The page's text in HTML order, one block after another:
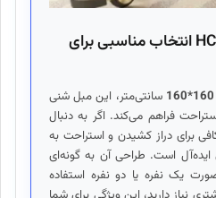
چرا مبل شنی HC-37776 انتخاب مناسبی برای
160*160
سانتی‌متر، این مبل شنی
فراهم می‌کند. اگر به دنبال
برای دراز کشیدن و استراحت به
است. طراحی آن به گونه‌ای
یک نفره یا دو نفره استفاده